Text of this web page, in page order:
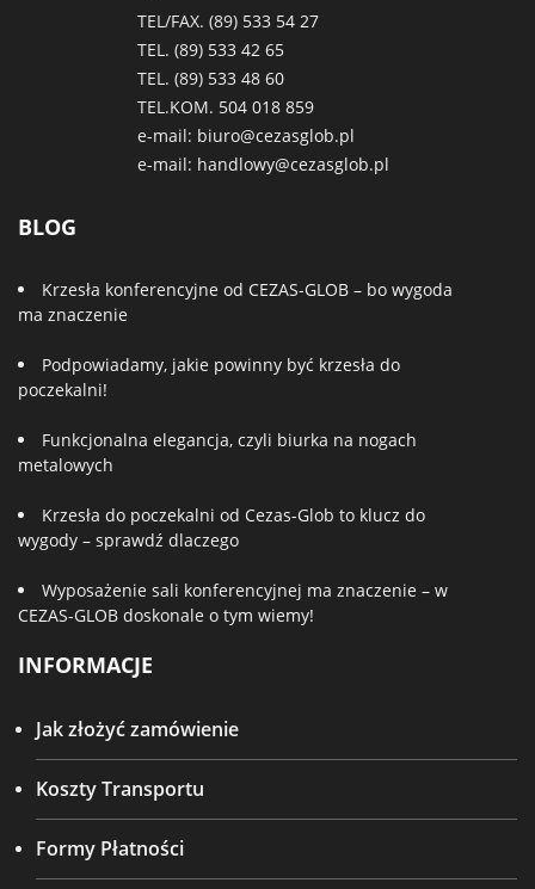
TEL/FAX. (89) 533 54 27
TEL. (89) 533 42 65
TEL. (89) 533 48 60
TEL.KOM. 504 018 859
e-mail: biuro@cezasglob.pl
e-mail: handlowy@cezasglob.pl
BLOG
Krzesła konferencyjne od CEZAS-GLOB – bo wygoda
ma znaczenie
Podpowiadamy, jakie powinny być krzesła do
poczekalni!
Funkcjonalna elegancja, czyli biurka na nogach
metalowych
Krzesła do poczekalni od Cezas-Glob to klucz do
wygody – sprawdź dlaczego
Wyposażenie sali konferencyjnej ma znaczenie – w
CEZAS-GLOB doskonale o tym wiemy!
INFORMACJE
Jak złożyć zamówienie
Koszty Transportu
Formy Płatności